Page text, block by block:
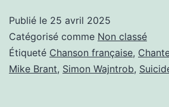
50
ANS,
Publié le 25 avril 2025
Catégorisé comme Non classé
Étiqueté Chanson française,
Mike Brant, Simon Wajntrob,